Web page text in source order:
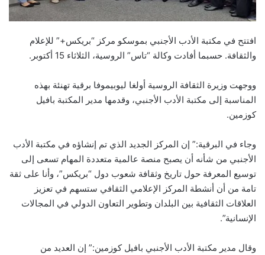
افتتح في مكتبة الأدب الأجنبي بموسكو مركز “بريكس+” للإعلام
والثقافة. حسبما أفادت وكالة “تاس” الروسية، الثلاثاء 15 أكتوبر.
ووجهت وزيرة الثقافة الروسية أولغا ليوبيموفا برقية تهنئة بهذه
المناسبة إلى مكتبة الأدب الأجنبي، وقدمها مدير المكتبة بافيل
كوزمين.
وجاء في البرقية:” إن المركز الجديد الذي تم إنشاؤه في مكتبة الأدب
الأجنبي من شأنه أن يصبح منصة عالمية متعددة المهام تسعى إلى
توسيع المعرفة حول تاريخ وثقافة شعوب دول “بريكس”، وأنا على ثقة
تامة من أن أنشطة المركز الإعلامي الثقافي ستسهم في تعزيز
العلاقات الثقافية بين البلدان وتطوير التعاون الدولي في المجالات
الإنسانية”.
وقال مدير مكتبة الأدب الأجنبي بافيل كوزمين:” إن العديد من